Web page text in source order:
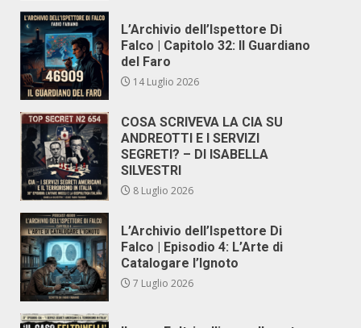
L’Archivio dell’Ispettore Di
Falco | Capitolo 32: Il Guardiano
del Faro
14 Luglio 2026
COSA SCRIVEVA LA CIA SU
ANDREOTTI E I SERVIZI
SEGRETI? – DI ISABELLA
SILVESTRI
8 Luglio 2026
L’Archivio dell’Ispettore Di
Falco | Episodio 4: L’Arte di
Catalogare l’Ignoto
7 Luglio 2026